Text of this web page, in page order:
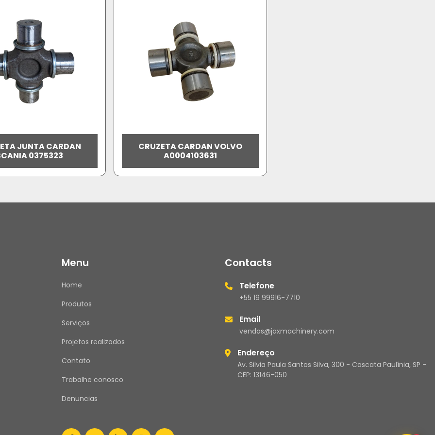
JUNTA CARDAN
0375323
CRUZETA CARDAN VOLVO
A0004103631
Menu
Home
Produtos
Serviços
Projetos realizados
Contato
Trabalhe conosco
Denuncias
Contacts
Telefone
+55 19 99916-7710
Email
vendas@jaxmachinery.com
Endereço
Av. Silvia Paula Santos Silva, 300 - Cascata Paulínia, SP -
CEP: 13146-050